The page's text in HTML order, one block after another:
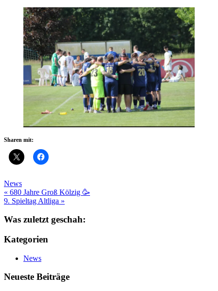
Sharen mit:
News
Beitragsnavigation
« 680 Jahre Groß Kölzig 🥳
9. Spieltag Altliga »
Was zuletzt geschah:
Kategorien
News
Neueste Beiträge